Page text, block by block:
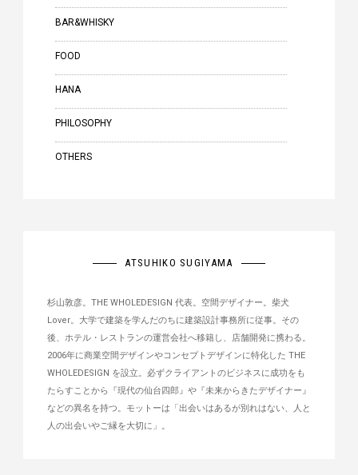
BAR&WHISKY
FOOD
HANA
PHILOSOPHY
OTHERS
ATSUHIKO SUGIYAMA
杉山敦彦。THE WHOLEDESIGN 代表。空間デザイナー。柴犬
Lover。大学で建築を学んだのちに建築設計事務所に従事。その
後、ホテル・レストランの運営会社へ移籍し、店舗開発に携わる。
2006年に商業空間デザインやコンセプトデザインに特化した THE
WHOLEDESIGN を設立。必ずクライアントのビジネスに成功をも
たらすことから『現代の仙台四郎』や『未来からきたデザイナー』
などの異名を持つ。モットーは「出会いはあるが別れはない、人と
人の出会いやご縁を大切に」。